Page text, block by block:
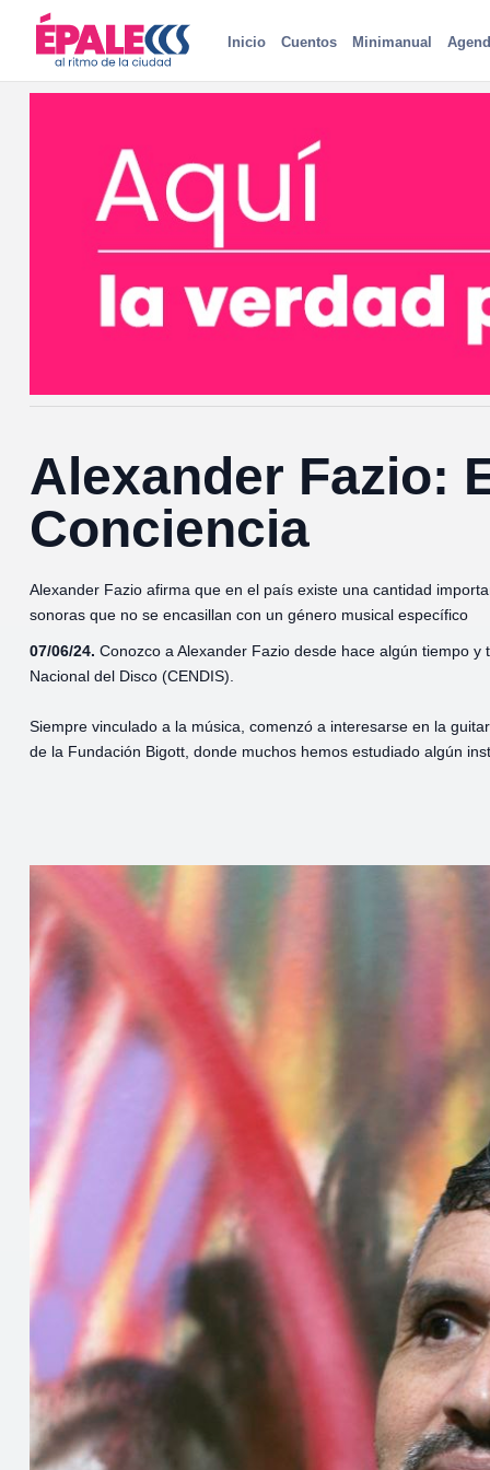
Inicio Cuentos Minimanual
Alexander Fazio:
Conciencia
Alexander Fazio afirma que en el país existe una cantidad
sonoras que no se encasillan con un género musical específico
07/06/24. Conozco a Alexander Fazio desde hace algún tiempo
Nacional del Disco (CENDIS).
Siempre vinculado a la música, comenzó a interesarse en la
de la Fundación Bigott, donde muchos hemos estudiado algún